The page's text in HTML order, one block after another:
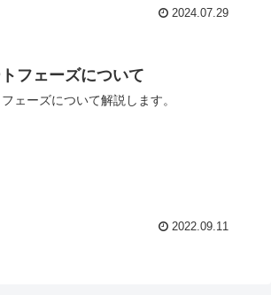
2024.07.29
フェーズについて
ェーズについて解説します。
2022.09.11